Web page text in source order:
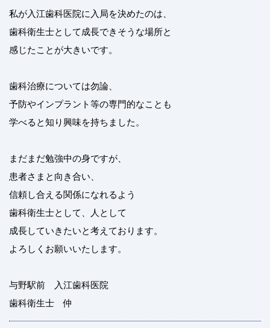
私が入江歯科医院に入局を決めたのは、
歯科衛生士として成長できそうな場所と
感じたことが大きいです。
歯科治療については勿論、
予防やインプラント等の専門的なことも
学べると知り興味を持ちました。
まだまだ勉強中の身ですが、
患者さまと向き合い、
信頼し合える関係になれるよう
歯科衛生士として、人として
成長していきたいと考えております。
よろしくお願いいたします。
与野駅前 入江歯科医院
歯科衛生士 仲